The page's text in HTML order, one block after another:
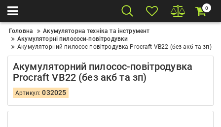
0
Головна
Акумуляторна техніка та інструмент
Акумуляторні пилососи-повітродувки
Акумуляторний пилосос-повітродувка Procraft VB22 (без акб та зп)
Акумуляторний пилосос-повітродувка
Procraft VB22 (без акб та зп)
Артикул:032025